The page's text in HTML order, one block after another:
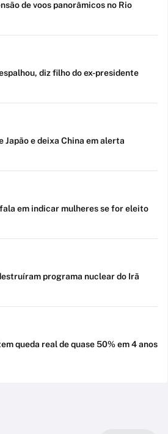
de voos panorâmicos no Rio
diz filho do ex-presidente
Japão e deixa China em alerta
em indicar mulheres se for eleito
programa nuclear do Irã
queda real de quase 50% em 4 anos